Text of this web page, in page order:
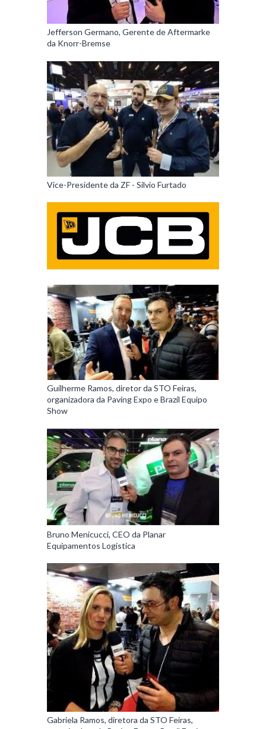
Jefferson Germano, Gerente de Aftermarke
da Knorr-Bremse
Vice-Presidente da ZF - Silvio Furtado
Guilherme Ramos, diretor da STO Feiras,
organizadora da Paving Expo e Brazil Equipo
Show
Bruno Menicucci, CEO da Planar
Equipamentos Logística
Gabriela Ramos, diretora da STO Feiras,